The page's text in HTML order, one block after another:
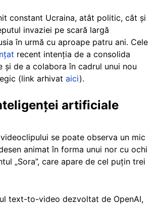
constant Ucraina, atât politic, cât și
invaziei pe scară largă
în urmă cu aproape patru ani. Cele
recent intenția de a consolida
și de a colabora în cadrul unui nou
(link arhivat aici).
artificiale
se poate observa un mic
animat în forma unui nor cu ochi
„Sora”, care apare de cel puțin trei
text-to-video dezvoltat de OpenAI,